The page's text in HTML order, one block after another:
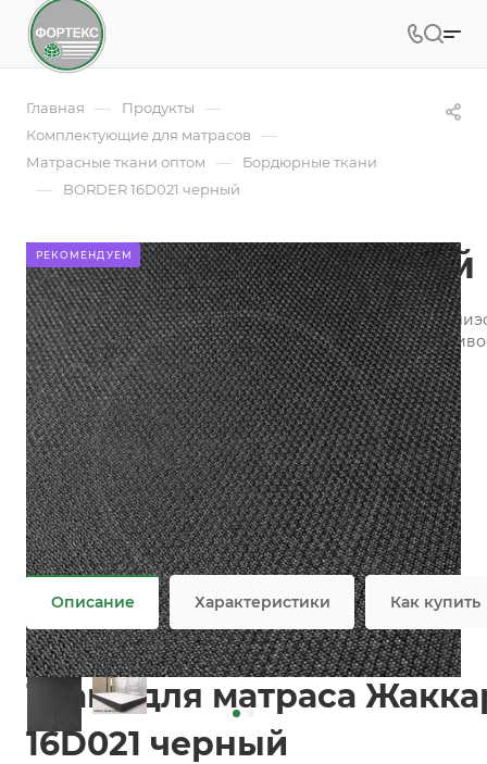
Главная — Продукты —
Комплектующие для матрасов —
Матрасные ткани оптом — Бордюрные ткани
— BORDER 16D021 черный
РЕКОМЕНДУЕМ
BORDER 16D021 черный
Основные достоинства Бурлетной ткани жаккард
переплетения нитей: повышенная прочность,
внешний вид в матрасе.
Подробности
Заказать
Задать вопрос
Возможны дополнительные опции
Не является публичной офертой
Описание Характеристики Как купить
Ткань для матраса
16D021 черный